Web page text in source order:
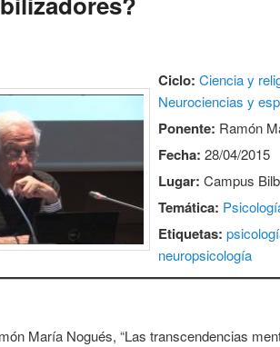
Ciclo: Ciencia y
Neurociencias y
Ponente: Ramón
Fecha: 28/04/2015
Lugar: Campus
Temática:
Etiquetas:
neuropsicología
María Nogués, “Las transcendencias